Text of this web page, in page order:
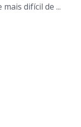
difícil de ...